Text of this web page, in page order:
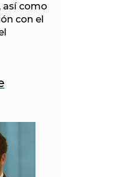
así como
con el